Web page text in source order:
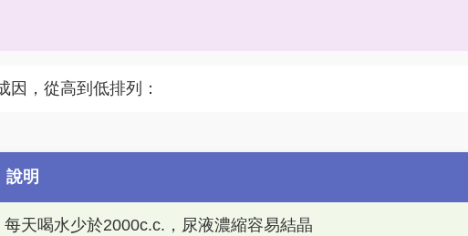
因，從高到低排列：
說明
每天喝水少於2000c.c.，尿液濃縮容易結晶